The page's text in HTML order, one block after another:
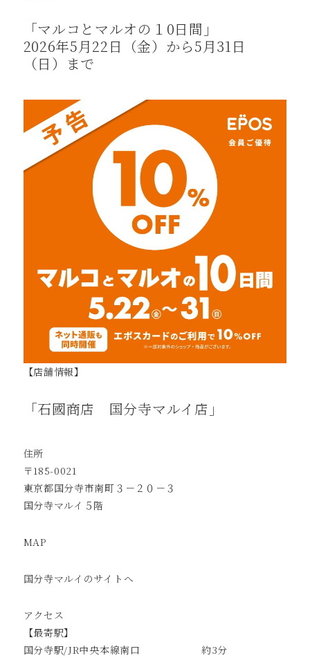
「マルコとマルオの１0日間」
2026年5月22日（金）から5月31日
（日）まで
【店舗情報】
「石國商店 国分寺マルイ店」
住所
〒185-0021
東京都国分寺市南町３－２０－３
国分寺マルイ５階
MAP
国分寺マルイのサイトへ
アクセス
【最寄駅】
国分寺駅/JR中央本線南口 約3分